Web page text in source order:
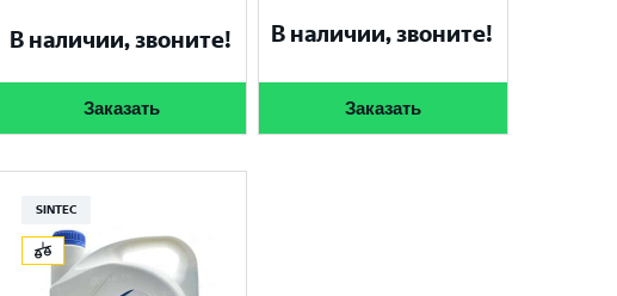
В наличии, звоните!
Заказать
В наличии, звоните!
Заказать
SINTEC